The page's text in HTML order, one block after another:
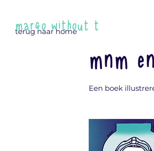
margo without t
terug naar home
mnm
Een boek